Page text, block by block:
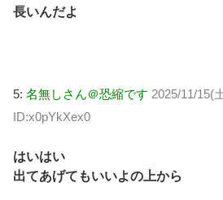
長いんだよ
5: 名無しさん＠恐縮です 2025/11/15(
ID:x0pYkXex0
はいはい
出てあげてもいいよの上から